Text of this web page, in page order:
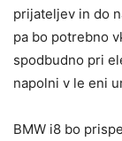
prijateljev in do
pa bo potrebno
spodbudno pri
napolni v le eni
BMW i8 bo